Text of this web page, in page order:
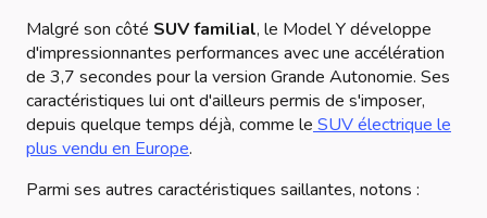
Malgré son côté SUV familial, le Model Y développe
d'impressionnantes performances avec une accélération
de 3,7 secondes pour la version Grande Autonomie. Ses
caractéristiques lui ont d'ailleurs permis de s'imposer,
depuis quelque temps déjà, comme le SUV électrique le
plus vendu en Europe.
Parmi ses autres caractéristiques saillantes, notons :